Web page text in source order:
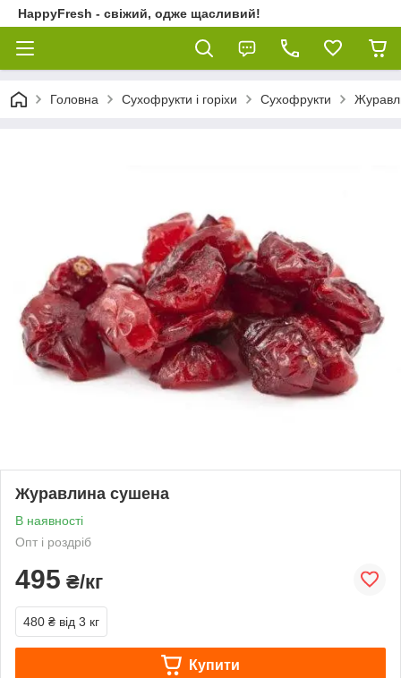
HappyFresh - свіжий, одже щасливий!
Головна Сухофрукти і горіхи Сухофрукти
Журавлина сушена
В наявності
Опт і роздріб
495 ₴/кг
480 ₴ від 3 кг
Купити